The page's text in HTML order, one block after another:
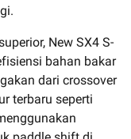
New SX4 S-
bahan bakar
dari crossover
terbaru seperti